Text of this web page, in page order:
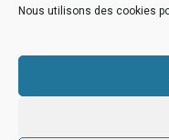
Nous utilisons des cookies